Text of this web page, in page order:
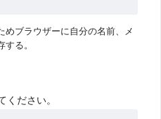
めブラウザーに自分の名前、メ
る。
ください。